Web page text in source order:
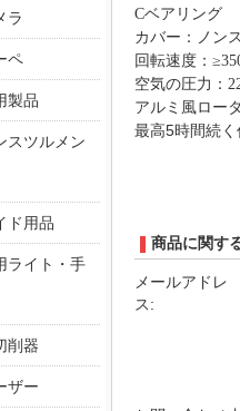
Cベアリング
カバー：ノン
回転速度：
空気の圧力：
アルミ風ロー
最高5時間続く
商品に関す
メールアドレ
ス:
ラ
ペ
製品
スツルメン
ド用品
ライト・手
削器
ザー